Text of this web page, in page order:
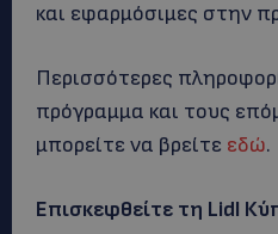
και εφαρμόσιμες στην
Περισσότερες
πρόγραμμα και τους
μπορείτε να βρείτε εδώ.
Επισκεφθείτε τη Lidl